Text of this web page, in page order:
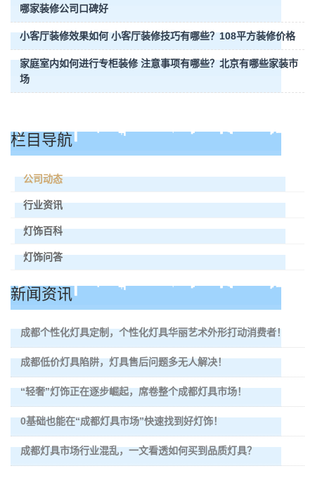
哪家装修公司口碑好
小客厅装修效果如何 小客厅装修技巧有哪些？108平方装修价格
家庭室内如何进行专柜装修 注意事项有哪些？北京有哪些家装市
场
栏目导航
公司动态
行业资讯
灯饰百科
灯饰问答
新闻资讯
成都个性化灯具定制，个性化灯具华丽艺术外形打动消费者！
成都低价灯具陷阱，灯具售后问题多无人解决！
“轻奢”灯饰正在逐步崛起，席卷整个成都灯具市场！
0基础也能在“成都灯具市场”快速找到好灯饰！
成都灯具市场行业混乱，一文看透如何买到品质灯具？